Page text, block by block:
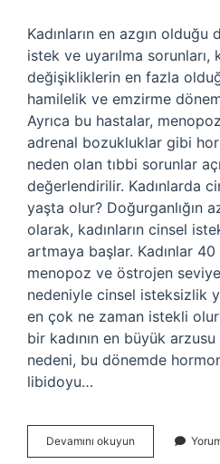
Kadınların en azgın
istek ve uyarılma sorunları,
değişikliklerin en fazla
hamilelik ve emzirme
Ayrıca bu hastalar,
adrenal bozukluklar gibi
neden olan tıbbi sorunlar
değerlendirilir. Kadınlarda
yaşta olur? Doğurganlığın
olarak, kadınların cinsel
artmaya başlar. Kadınlar
menopoz ve östrojen
nedeniyle cinsel isteksizlik
en çok ne zaman istekli
bir kadının en büyük
nedeni, bu dönemde
libidoyu…
Devamını okuyun Kadınların
En